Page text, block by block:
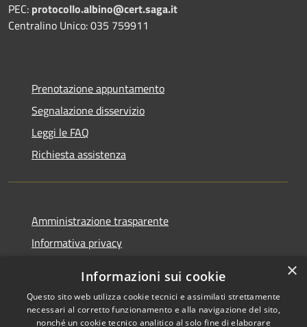
PEC: protocollo.albino@cert.saga.it
Centralino Unico: 035 759911
Prenotazione appuntamento
Segnalazione disservizio
Leggi le FAQ
Richiesta assistenza
Amministrazione trasparente
Informativa privacy
Dichiarazione di accessibilità
×
Informazioni sui cookie
Questo sito web utilizza cookie tecnici e assimilati strettamente
necessari al corretto funzionamento e alla navigazione del sito,
nonché un cookie tecnico analitico al solo fine di elaborare